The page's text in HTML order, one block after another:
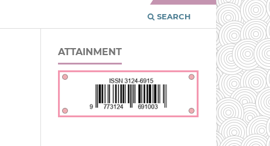
SEARCH
ATTAINMENT